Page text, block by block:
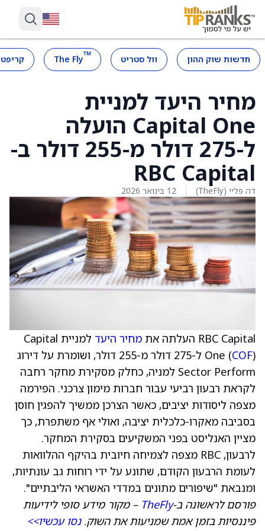
חדשות שוק ההון וול סטריט ™
The Fly
מחיר היעד למניית
Capital One הועלה
ל-275 דולר מ-255 דולר ב-
RBC Capital
דה פליי (TheFly) 12 בינואר 2026
RBC Capital העלתה את מחיר היעד
למניית Capital
One (COF
) ל-275 דולר מ-255 דולר, ושומרת על דירוג
Sector Perform למניה, כחלק מסקירת מחקר רחבה
לקראת רבעון רביעי עבור חברות מימון צרכני. הפירמה
מצפה ליסודות יציבים, כאשר הצרכן ממשיך להפגין חוסן
בסביבה מאקרו-כלכלית יציבה, ואולי אף משתפרת, כך
מציין האנליסט בפני המשקיעים בסקירת המחקר.
לרבעון, RBC מצפה לצמיחה חיובית בהיקף ההלוואות
לעומת הרבעון הקודם, שתונע על ידי רוחות גב עונתיות,
ומנבאת "שיפורים מתונים במדדי האשראי הליבתיים".
פורסם לראשונה ב-TheFly – מקור מידע סופי לידיעות
פיננסיות בזמן אמת שמניעות את השוק.נסו עכשיו>>